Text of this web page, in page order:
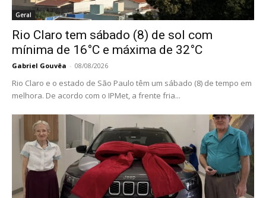
Geral
Rio Claro tem sábado (8) de sol com
mínima de 16°C e máxima de 32°C
Gabriel Gouvêa - 08/08/2026
Rio Claro e o estado de São Paulo têm um sábado (8) de tempo em
melhora. De acordo com o IPMet, a frente fria...